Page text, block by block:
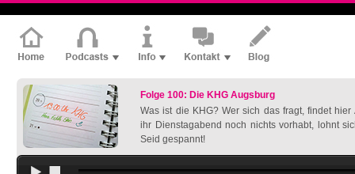
Folge 100: Die KHG Augsburg
Was ist die KHG? Wer sich das fragt, findet hier
ihr Dienstagabend noch nichts vorhabt, lohnt
Seid gespannt!